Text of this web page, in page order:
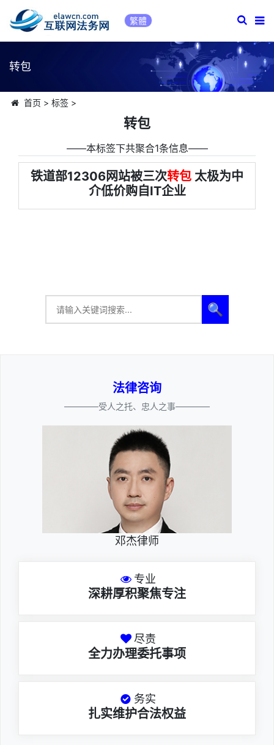
繁體
转包
首页 > 标签>
转包
――本标签下共聚合1条信息――
铁道部12306网站被三次转包 太极为中
介低价购自IT企业
🔍
法律咨询
————受人之托、忠人之事————
邓杰律师
专业
深耕厚积聚焦专注
尽责
全力办理委托事项
务实
扎实维护合法权益